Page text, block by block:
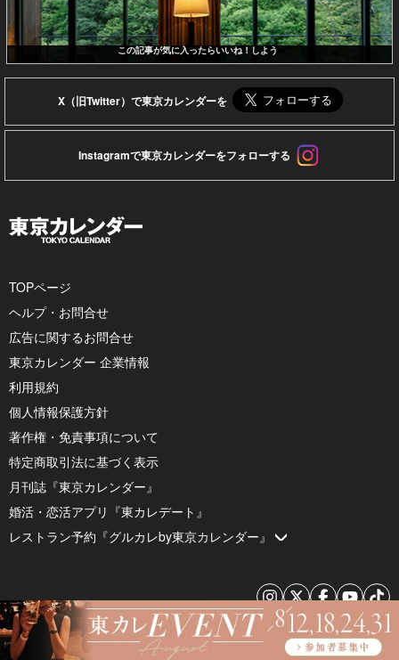
この記事が気に入ったらいいね！しよう
X（旧Twitter）で東京カレンダーを
Instagramで東京カレンダーをフォローする
TOPページ
ヘルプ・お問合せ
広告に関するお問合せ
東京カレンダー 企業情報
利用規約
個人情報保護方針
著作権・免責事項について
特定商取引法に基づく表示
月刊誌『東京カレンダー』
婚活・恋活アプリ『東カレデート』
レストラン予約『グルカレby東京カレンダー』
© 2026 by Tokyo Calendar, Inc.